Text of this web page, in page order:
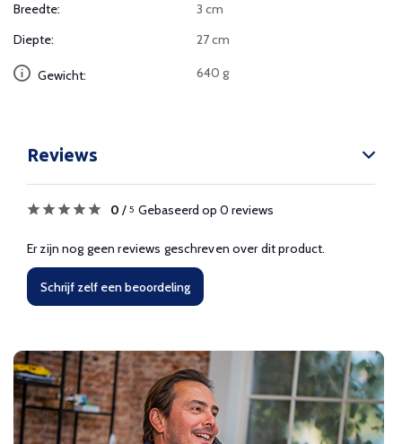
Breedte:
3 cm
Diepte:
27 cm
Gewicht: 640 g
Reviews
0 / 5 Gebaseerd op 0 reviews
Er zijn nog geen reviews geschreven over dit product.
Schrijf zelf een beoordeling